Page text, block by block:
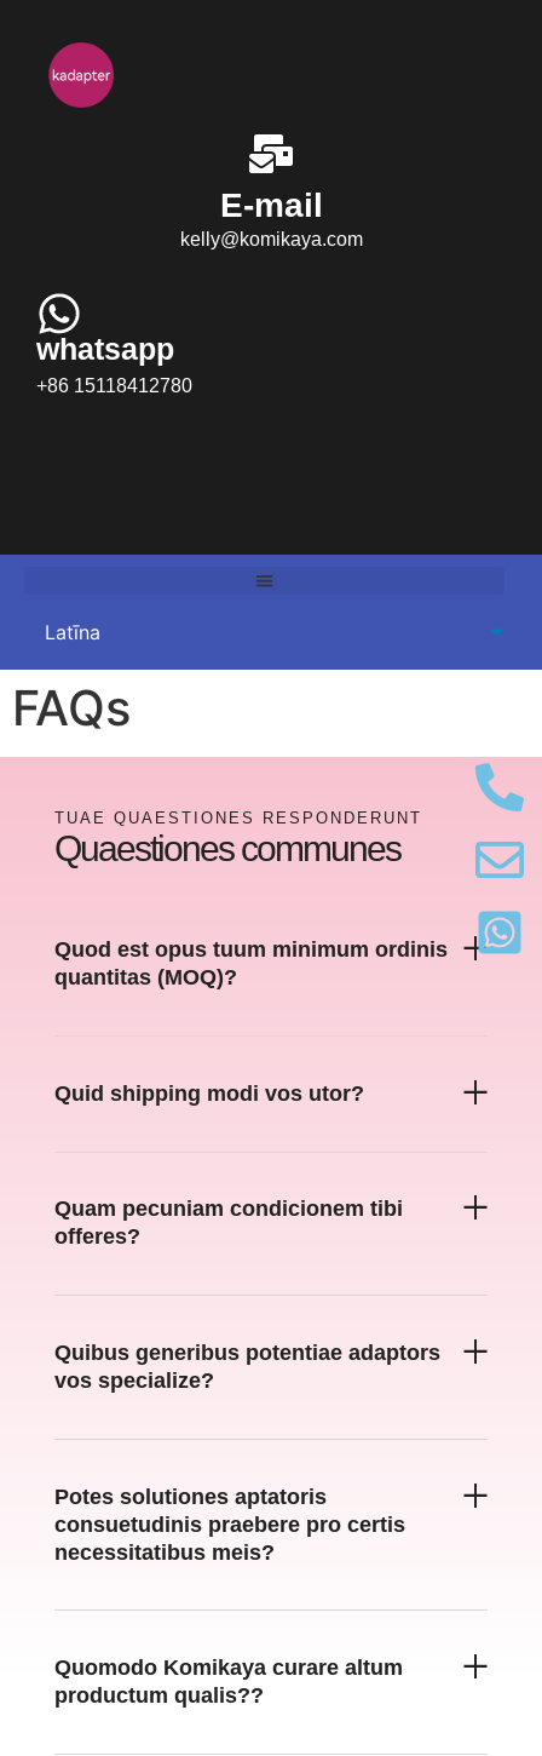
E-mail
kelly@komikaya.com
whatsapp
+86 15118412780
FAQs
TUAE QUAESTIONES RESPONDERUNT
Quaestiones communes
Quod est opus tuum minimum ordinis
quantitas (MOQ)?
Quid shipping modi vos utor?
Quam pecuniam condicionem tibi
offeres?
Quibus generibus potentiae adaptors
vos specialize?
Potes solutiones aptatoris
consuetudinis praebere pro certis
necessitatibus meis?
Quomodo Komikaya curare altum
productum qualis??